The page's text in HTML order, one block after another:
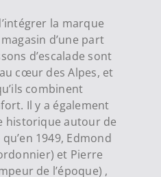
la marque
d’une part
d’escalade sont
cœur des Alpes, et
combinent
Il y a également
historique autour de
1949, Edmond
et Pierre
de l’époque) ,